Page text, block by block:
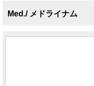
Med./ メドライナム